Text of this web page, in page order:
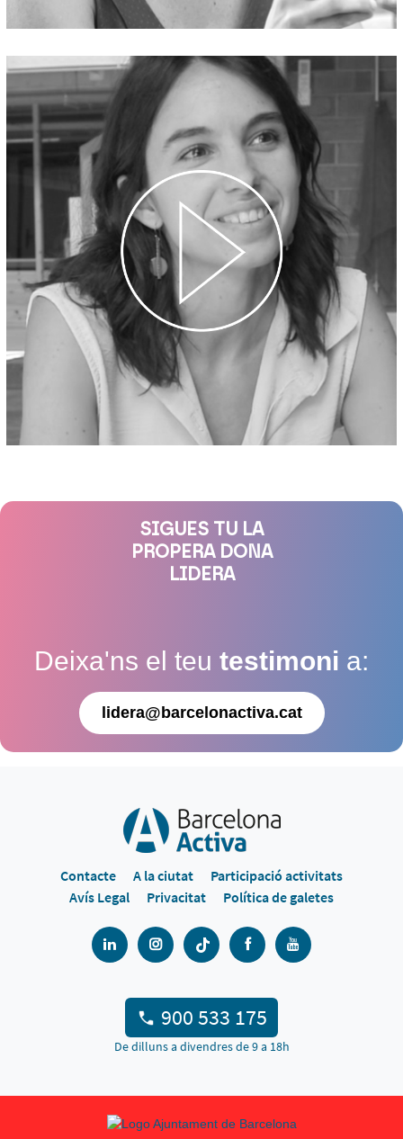
SIGUES TU LA
PROPERA DONA
LIDERA
Deixa'ns el teu testimoni a:
lidera@barcelonactiva.cat
Contacte A la ciutat
Participació activitats
Avís Legal
Privacitat Política de galetes
900 533 175
De dilluns a divendres de 9 a 18h